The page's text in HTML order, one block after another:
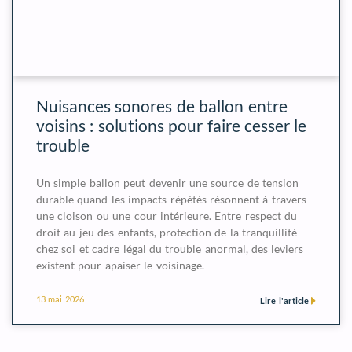
Nuisances sonores de ballon entre
voisins : solutions pour faire cesser le
trouble
Un simple ballon peut devenir une source de tension
durable quand les impacts répétés résonnent à travers
une cloison ou une cour intérieure. Entre respect du
droit au jeu des enfants, protection de la tranquillité
chez soi et cadre légal du trouble anormal, des leviers
existent pour apaiser le voisinage.
Lire l'article
13 mai 2026